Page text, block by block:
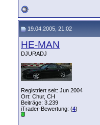
19.04.2005, 21:02
HE-MAN
DJURADJ
Registriert seit: Jun 2004
Ort: Chur, CH
Beiträge: 3.239
iTrader-Bewertung: (4)